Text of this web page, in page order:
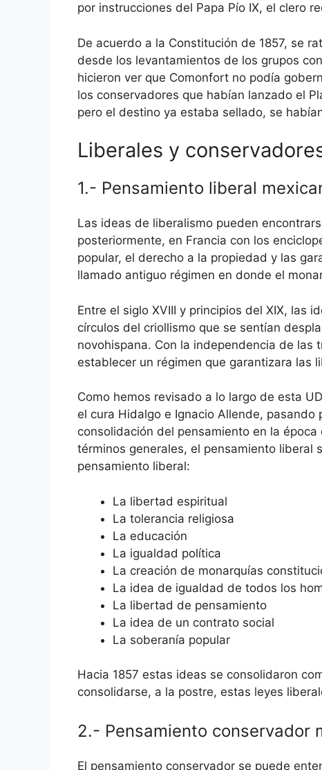
por instrucciones del Papa Pío IX, el clero
De acuerdo a la Constitución de 1857, se
desde los levantamientos de los grupos
hicieron ver que Comonfort no podía
los conservadores que habían lanzado el
pero el destino ya estaba sellado, se
Liberales y
1.- Pensamiento liberal
Las ideas de liberalismo pueden
posteriormente, en Francia con los
popular, el derecho a la propiedad y las
llamado antiguo régimen en donde el
Entre el siglo XVIII y principios del XIX, las
círculos del criollismo que se sentían
novohispana. Con la independencia de las
establecer un régimen que garantizara las
Como hemos revisado a lo largo de esta
el cura Hidalgo e Ignacio Allende,
consolidación del pensamiento en la
términos generales, el pensamiento liberal
pensamiento liberal:
La libertad espiritual
La tolerancia religiosa
La educación
La igualdad política
La creación de monarquías
La idea de igualdad de todos los
La libertad de pensamiento
La idea de un contrato social
La soberanía popular
Hacia 1857 estas ideas se consolidaron
consolidarse, a la postre, estas leyes
2.- Pensamiento conservador
El pensamiento conservador se puede